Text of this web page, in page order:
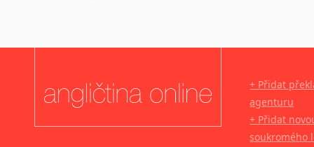
+ Přidat
agenturu
+ Přidat
soukromého